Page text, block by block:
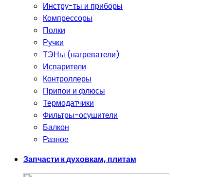
Инстру-ты и приборы
Компрессоры
Полки
Ручки
ТЭНы (нагреватели)
Испарители
Контроллеры
Припои и флюсы
Термодатчики
Фильтры-осушители
Балкон
Разное
Запчасти к духовкам, плитам